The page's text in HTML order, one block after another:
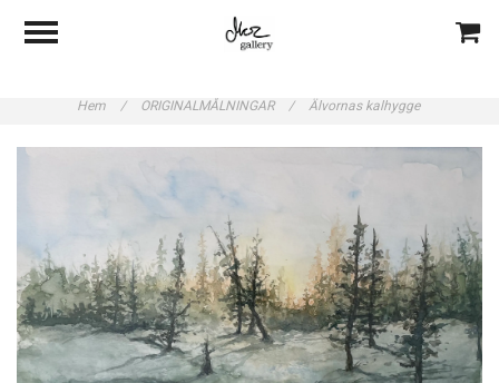
Hem / ORIGINALMÅLNINGAR / Älvornas kalhygge